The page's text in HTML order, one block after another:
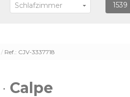
Schlafzimmer 1539
Ref.: CJV-3337718
· Calpe